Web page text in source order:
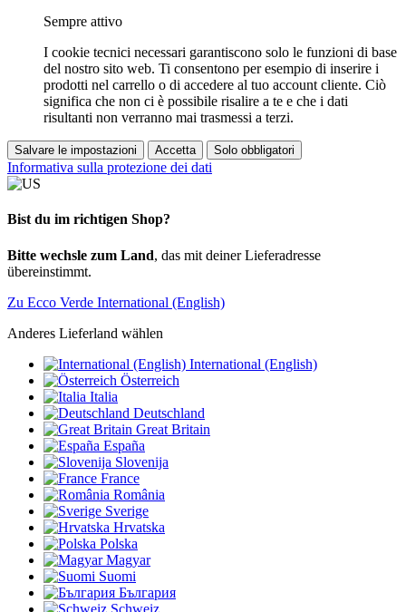
Sempre attivo
I cookie tecnici necessari garantiscono solo le funzioni di base
del nostro sito web. Ti consentono per esempio di inserire i
prodotti nel carrello o di accedere al tuo account cliente. Ciò
significa che non ci è possibile risalire a te e che i dati
risultanti non verranno mai trasmessi a terzi.
Salvare le impostazioni Accetta Solo obbligatori
Informativa sulla protezione dei dati
Bist du im richtigen Shop?
Bitte wechsle zum Land, das mit deiner Lieferadresse
übereinstimmt.
Zu Ecco Verde International (English)
Anderes Lieferland wählen
International (English)
Österreich
Italia
Deutschland
Great Britain
España
Slovenija
France
România
Sverige
Hrvatska
Polska
Magyar
Suomi
България
Schweiz